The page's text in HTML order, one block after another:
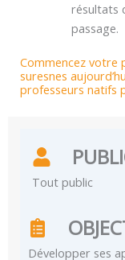
résultats
passage.
Commencez votre
suresnes
professeurs natifs
Tout public
Développer ses